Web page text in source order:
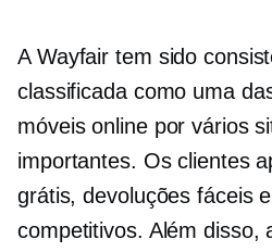
A Wayfair tem sido
classificada como uma
móveis online por vários
importantes. Os clientes
grátis, devoluções fáceis
competitivos. Além disso,